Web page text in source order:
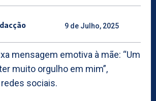
9 de Julho, 2025
mensagem emotiva à mãe: “Um
muito orgulho em mim”,
sociais.